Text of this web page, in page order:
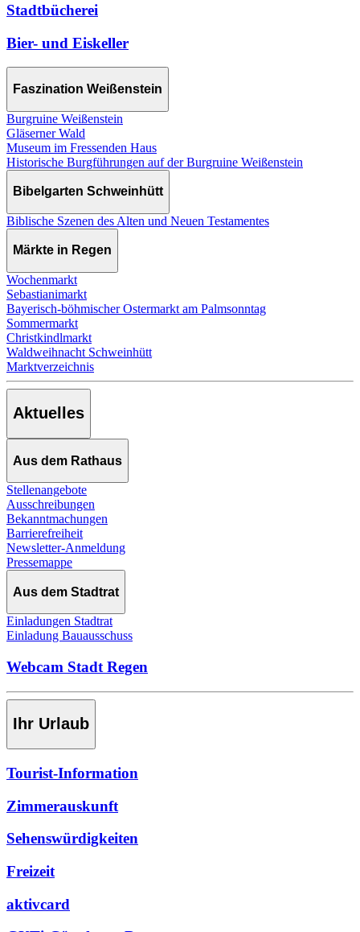
Stadtbücherei
Bier- und Eiskeller
Faszination Weißenstein
Burgruine Weißenstein
Gläserner Wald
Museum im Fressenden Haus
Historische Burgführungen auf der Burgruine Weißenstein
Bibelgarten Schweinhütt
Biblische Szenen des Alten und Neuen Testamentes
Märkte in Regen
Wochenmarkt
Sebastianimarkt
Bayerisch-böhmischer Ostermarkt am Palmsonntag
Sommermarkt
Christkindlmarkt
Waldweihnacht Schweinhütt
Marktverzeichnis
Aktuelles
Aus dem Rathaus
Stellenangebote
Ausschreibungen
Bekanntmachungen
Barrierefreiheit
Newsletter-Anmeldung
Pressemappe
Aus dem Stadtrat
Einladungen Stadtrat
Einladung Bauausschuss
Webcam Stadt Regen
Ihr Urlaub
Tourist-Information
Zimmerauskunft
Sehenswürdigkeiten
Freizeit
aktivcard